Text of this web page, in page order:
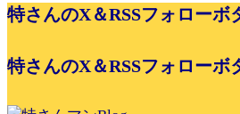
特さんのX＆RSSフォローボ
特さんのX＆RSSフォローボ